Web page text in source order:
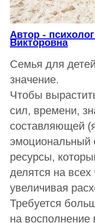
Автор -
Викторовна
Семья для
значение.
Чтобы
сил, времени,
составляющей
эмоциональный
ресурсы,
делятся на
увеличивая
Требуется
на восполнение